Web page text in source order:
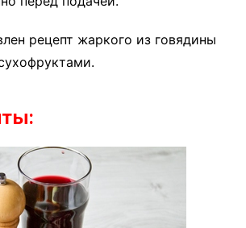
рецепт жаркого из говядины